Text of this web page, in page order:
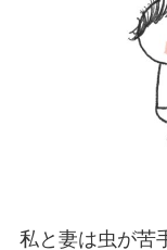
私と妻は虫が苦